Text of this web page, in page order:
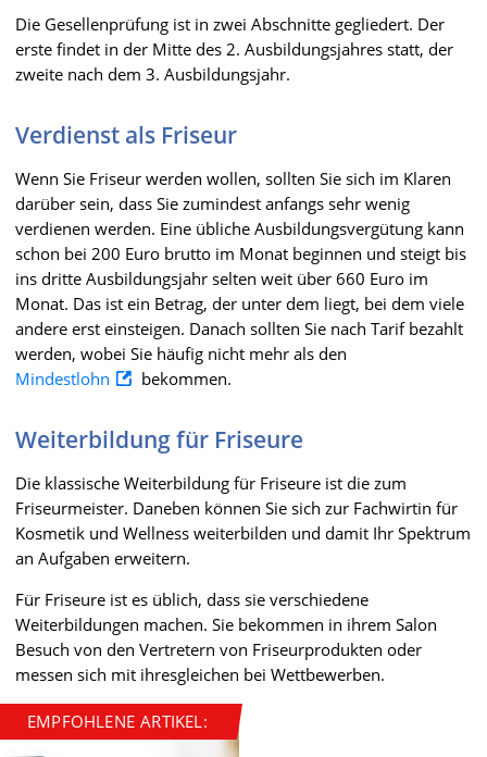
Die Gesellenprüfung ist in zwei Abschnitte gegliedert. Der
erste findet in der Mitte des 2. Ausbildungsjahres statt, der
zweite nach dem 3. Ausbildungsjahr.
Verdienst als Friseur
Wenn Sie Friseur werden wollen, sollten Sie sich im Klaren
darüber sein, dass Sie zumindest anfangs sehr wenig
verdienen werden. Eine übliche Ausbildungsvergütung kann
schon bei 200 Euro brutto im Monat beginnen und steigt bis
ins dritte Ausbildungsjahr selten weit über 660 Euro im
Monat. Das ist ein Betrag, der unter dem liegt, bei dem viele
andere erst einsteigen. Danach sollten Sie nach Tarif bezahlt
werden, wobei Sie häufig nicht mehr als den
Mindestlohn
bekommen.
Weiterbildung für Friseure
Die klassische Weiterbildung für Friseure ist die zum
Friseurmeister. Daneben können Sie sich zur Fachwirtin für
Kosmetik und Wellness weiterbilden und damit Ihr Spektrum
an Aufgaben erweitern.
Für Friseure ist es üblich, dass sie verschiedene
Weiterbildungen machen. Sie bekommen in ihrem Salon
Besuch von den Vertretern von Friseurprodukten oder
messen sich mit ihresgleichen bei Wettbewerben.
EMPFOHLENE ARTIKEL: